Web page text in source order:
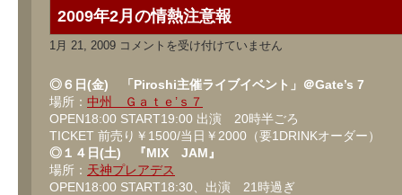
2009年2月の情熱注意報
1月 21, 2009 2009
情
熱
注
意
報
は
コメントを受け付けていません
◎６日(金) 「Piroshi主催ライブイベント」＠Gate’s 7
場所： 中州 Ｇａｔｅ’ｓ７
OPEN18:00 START19:00 出演 20時半ごろ
TICKET 前売り￥1500/当日￥2000（要1DRINKオーダー）
◎１４日(土) 『MIX JAM』
場所： 天神プレアデス
OPEN18:00 START18:30、出演 21時過ぎ